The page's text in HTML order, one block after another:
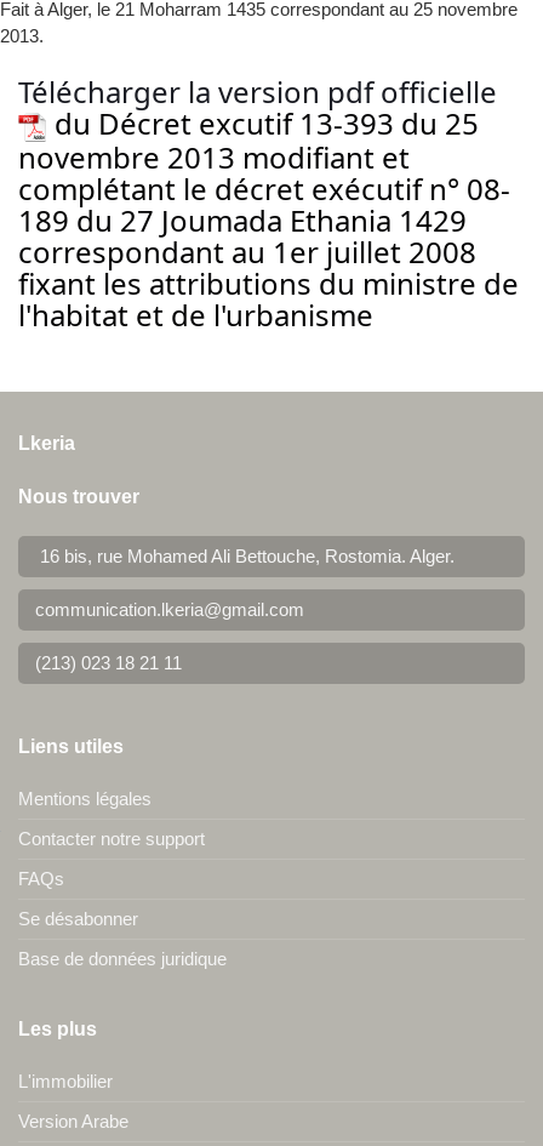
Fait à Alger, le 21 Moharram 1435 correspondant au 25 novembre
2013.
Télécharger la version pdf officielle
du Décret excutif 13-393 du 25
novembre 2013 modifiant et
complétant le décret exécutif n° 08-
189 du 27 Joumada Ethania 1429
correspondant au 1er juillet 2008
fixant les attributions du ministre de
l'habitat et de l'urbanisme
Lkeria
Nous trouver
16 bis, rue Mohamed Ali Bettouche, Rostomia. Alger.
communication.lkeria@gmail.com
(213) 023 18 21 11
Liens utiles
Mentions légales
Contacter notre support
FAQs
Se désabonner
Base de données juridique
Les plus
L'immobilier
Version Arabe